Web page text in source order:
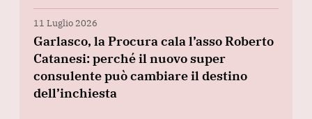
11 Luglio 2026
Garlasco, la Procura cala l’asso Roberto
Catanesi: perché il nuovo super
consulente può cambiare il destino
dell’inchiesta